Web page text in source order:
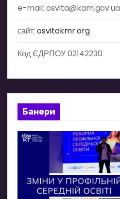
п
и
с
в
e-mail: osvita@kam.gov.ua
сайт: osvitakmr.org
Код ЄДРПОУ 02142230
Банери